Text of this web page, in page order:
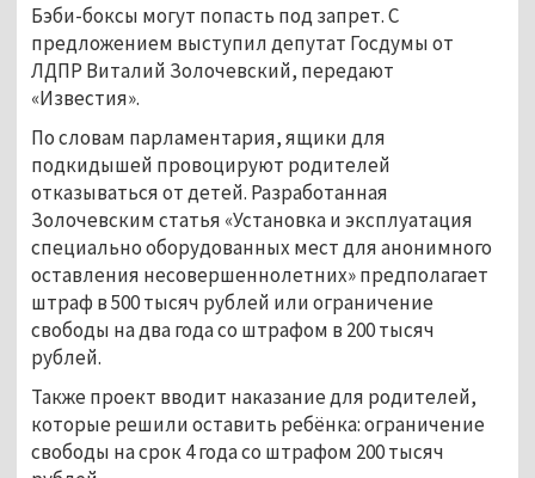
Бэби-боксы могут попасть под запрет. С
предложением выступил депутат Госдумы от
ЛДПР Виталий Золочевский, передают
«Известия».
По словам парламентария, ящики для
подкидышей провоцируют родителей
отказываться от детей. Разработанная
Золочевским статья «Установка и эксплуатация
специально оборудованных мест для анонимного
оставления несовершеннолетних» предполагает
штраф в 500 тысяч рублей или ограничение
свободы на два года со штрафом в 200 тысяч
рублей.
Также проект вводит наказание для родителей,
которые решили оставить ребёнка: ограничение
свободы на срок 4 года со штрафом 200 тысяч